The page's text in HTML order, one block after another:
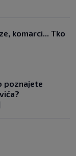
komarci... Tko
poznajete